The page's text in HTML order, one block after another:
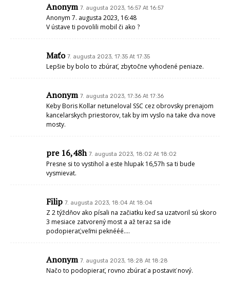
Anonym 7. augusta 2023, 16:57 At 16:57
Anonym 7. augusta 2023, 16:48
V ústave ti povolili mobil či ako ?
Maťo 7. augusta 2023, 17:35 At 17:35
Lepšie by bolo to zbúrať, zbytočne vyhodené peniaze.
Anonym 7. augusta 2023, 17:36 At 17:36
Keby Boris Kollar netuneloval SSC cez obrovsky prenajom
kancelarskych priestorov, tak by im vyslo na take dva nove
mosty.
pre 16,48h 7. augusta 2023, 18:02 At 18:02
Presne si to vystihol a este hlupak 16,57h sa ti bude
vysmievat.
Filip 7. augusta 2023, 18:04 At 18:04
Z 2 týždňov ako písali na začiatku keď sa uzatvoril sú skoro
3 mesiace zatvorený most a až teraz sa ide
podopierať,veľmi peknééé….
Anonym 7. augusta 2023, 18:28 At 18:28
Načo to podopierať, rovno zbúrať a postaviť nový.